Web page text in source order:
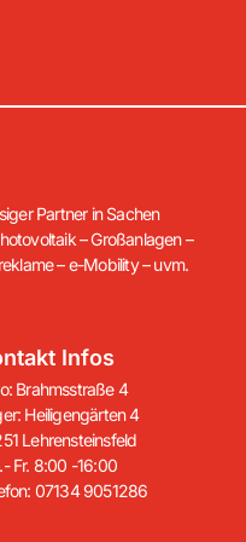
Partner in Sachen
– Großanlagen –
– e-Mobility – uvm.
Infos
Brahmsstraße 4
Heiligengärten 4
Lehrensteinsfeld
Fr. 8:00 -16:00
07134 9051286